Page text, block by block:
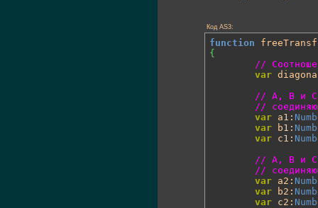
Код AS3:
function
{
//
var
// A, B и C
//
var a1:
var b1:
var c1:
// A, B и C
//
var a2:
var b2:
var c2: